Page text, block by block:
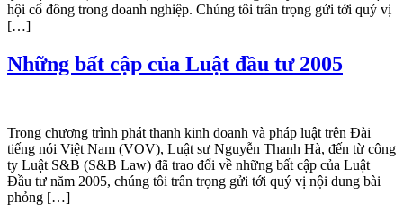
hội cổ đông trong doanh nghiệp. Chúng tôi trân trọng gửi tới quý vị
[…]
Những bất cập của Luật đầu tư 2005
Trong chương trình phát thanh kinh doanh và pháp luật trên Đài
tiếng nói Việt Nam (VOV), Luật sư Nguyễn Thanh Hà, đến từ công
ty Luật S&B (S&B Law) đã trao đổi về những bất cập của Luật
Đầu tư năm 2005, chúng tôi trân trọng gửi tới quý vị nội dung bài
phỏng […]